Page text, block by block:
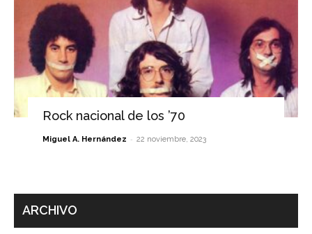
Rock nacional de los ’70
Miguel A. Hernández - 22 noviembre, 2023
ARCHIVO